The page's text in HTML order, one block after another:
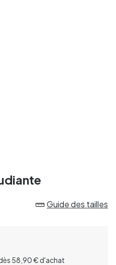
Guide des tailles
58,90 € d'achat